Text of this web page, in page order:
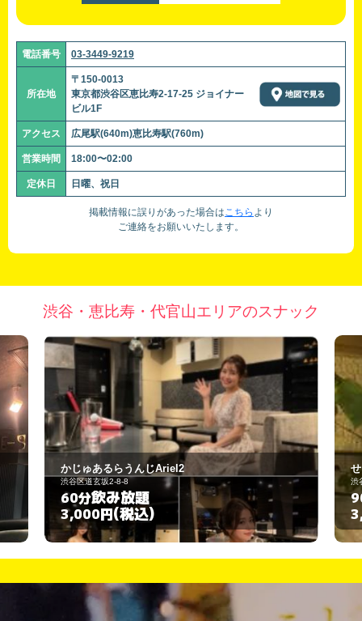
電話番号 03-3449-9219
所在地
〒150-0013
東京都渋谷区恵比寿2-17-25 ジョイナー
ビル1F
アクセス 広尾駅(640m)恵比寿駅(760m)
営業時間 18:00〜02:00
定休日 日曜、祝日
掲載情報に誤りがあった場合はこちら より
ご連絡をお願いいたします。
渋谷・恵比寿・代官山エリアのスナック
かじゅあるらうんじAriel2
渋谷区道玄坂2-8-8
60分飲み放題
3,000円(税込)
渋